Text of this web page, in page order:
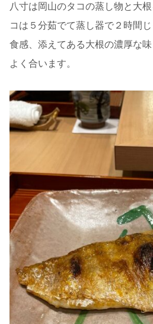
八寸は岡山のタコの蒸し物と大
コは５分茹でて蒸し器で２時間
食感、添えてある大根の濃厚な
よく合います。